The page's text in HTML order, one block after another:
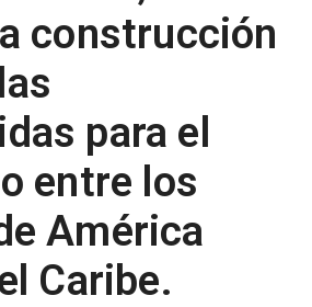
construcción
para el
entre los
América
Caribe.